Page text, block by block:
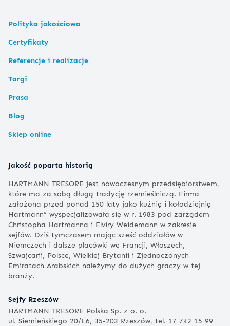
Polityka jakościowa
Certyfikaty
Referencje i realizacje
Targi
Prasa
Blog
Sklep online
Jakość poparta historią
HARTMANN TRESORE jest nowoczesnym przedsiębiorstwem,
które ma za sobą długą tradycję rzemieślniczą. Firma
założona przed ponad 150 laty jako kuźnię i kołodziejnię
Hartmann” wyspecjalizowała się w r. 1983 pod zarządem
Christopha Hartmanna i Elviry Weidemann w zakresie
sejfów. Dziś tymczasem mając sześć oddziałów w
Niemczech i dalsze placówki we Francji, Włoszech,
Szwajcarii, Polsce, Wielkiej Brytanii i Zjednoczonych
Emiratach Arabskich należymy do dużych graczy w tej
branży.
Sejfy Rzeszów
HARTMANN TRESORE Polska Sp. z o. o.
ul. Siemieńskiego 20/L6, 35-203 Rzeszów, tel. 17 742 15 99